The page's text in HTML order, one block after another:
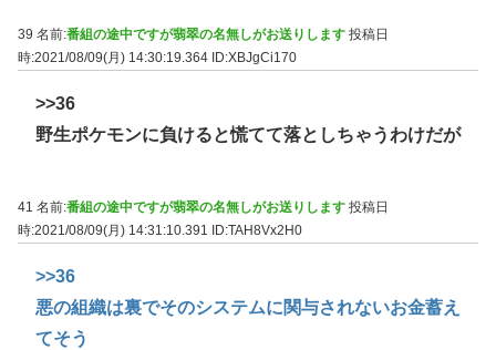
39 名前:番組の途中ですが翡翠の名無しがお送りします 投稿日
時:2021/08/09(月) 14:30:19.364 ID:XBJgCi170
>>36
野生ポケモンに負けると慌てて落としちゃうわけだが
41 名前:番組の途中ですが翡翠の名無しがお送りします 投稿日
時:2021/08/09(月) 14:31:10.391
ID:TAH8Vx2H0
>>36
悪の組織は裏でそのシステムに関与されないお金蓄え
てそう